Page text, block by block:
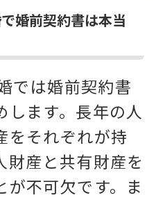
婚前契約書は本当
では婚前契約書
します。長年の人
をそれぞれが持
財産と共有財産を
が不可欠です。ま